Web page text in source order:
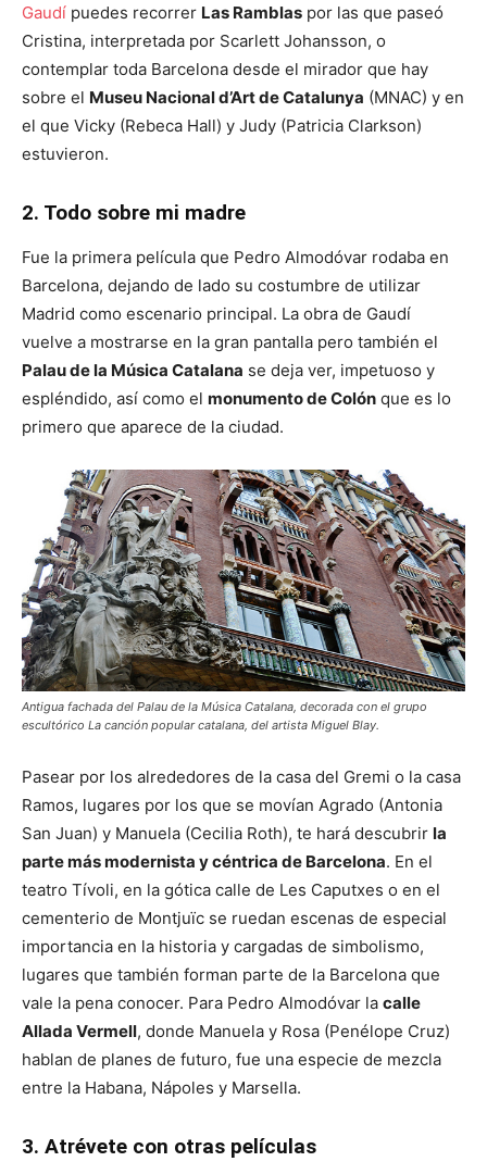
Gaudí puedes recorrer Las Ramblas por las que paseó
Cristina, interpretada por Scarlett Johansson, o
contemplar toda Barcelona desde el mirador que hay
sobre el Museu Nacional d’Art de Catalunya (MNAC) y en
el que Vicky (Rebeca Hall) y Judy (Patricia Clarkson)
estuvieron.
2. Todo sobre mi madre
Fue la primera película que Pedro Almodóvar rodaba en
Barcelona, dejando de lado su costumbre de utilizar
Madrid como escenario principal. La obra de Gaudí
vuelve a mostrarse en la gran pantalla pero también el
Palau de la Música Catalana se deja ver, impetuoso y
espléndido, así como el monumento de Colón que es lo
primero que aparece de la ciudad.
Antigua fachada del Palau de la Música Catalana, decorada con el grupo
escultórico La canción popular catalana, del artista Miguel Blay.
Pasear por los alrededores de la casa del Gremi o la casa
Ramos, lugares por los que se movían Agrado (Antonia
San Juan) y Manuela (Cecilia Roth), te hará descubrir la
parte más modernista y céntrica de Barcelona. En el
teatro Tívoli, en la gótica calle de Les Caputxes o en el
cementerio de Montjuïc se ruedan escenas de especial
importancia en la historia y cargadas de simbolismo,
lugares que también forman parte de la Barcelona que
vale la pena conocer. Para Pedro Almodóvar la calle
Allada Vermell, donde Manuela y Rosa (Penélope Cruz)
hablan de planes de futuro, fue una especie de mezcla
entre la Habana, Nápoles y Marsella.
3. Atrévete con otras películas